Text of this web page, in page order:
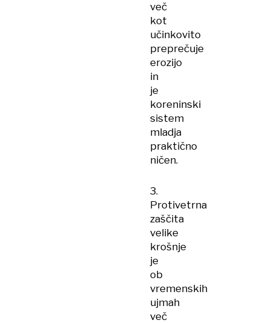
več
kot
učinkovito
preprečuje
erozijo
in
je
koreninski
sistem
mladja
praktično
ničen.
3.
Protivetrna
zaščita
velike
krošnje
je
ob
vremenskih
ujmah
več